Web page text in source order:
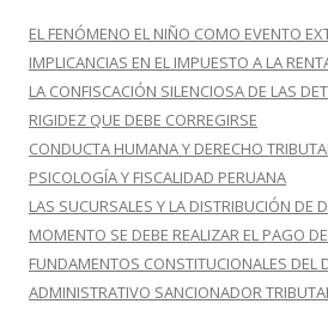
r
:
EL FENÓMENO EL NIÑO COMO EVENTO
IMPLICANCIAS EN EL IMPUESTO A LA
LA CONFISCACIÓN SILENCIOSA DE LAS
RIGIDEZ QUE DEBE CORREGIRSE
CONDUCTA HUMANA Y DERECHO
PSICOLOGÍA Y FISCALIDAD PERUANA
LAS SUCURSALES Y LA DISTRIBUCIÓN DE
MOMENTO SE DEBE REALIZAR EL PAGO
FUNDAMENTOS CONSTITUCIONALES DEL
ADMINISTRATIVO SANCIONADOR